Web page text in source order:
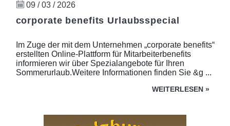
09 / 03 / 2026
corporate benefits Urlaubsspecial
Im Zuge der mit dem Unternehmen „corporate benefits“
erstellten Online-Plattform für Mitarbeiterbenefits
informieren wir über Spezialangebote für Ihren
Sommerurlaub.Weitere Informationen finden Sie &g ...
WEITERLESEN »